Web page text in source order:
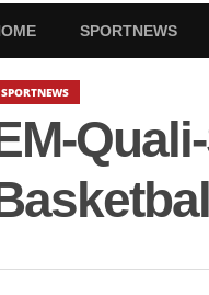
SPORTNEWS
SPORTNEWS